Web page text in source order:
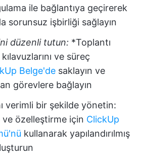
ile bağlantıya geçirerek
sorunsuz işbirliği sağlayın
düzenli tutun: *Toplantı
ve süreç
Belge'de saklayın ve
görevlere bağlayın
verimli bir şekilde yönetin:
özelleştirme için ClickUp
kullanarak yapılandırılmış